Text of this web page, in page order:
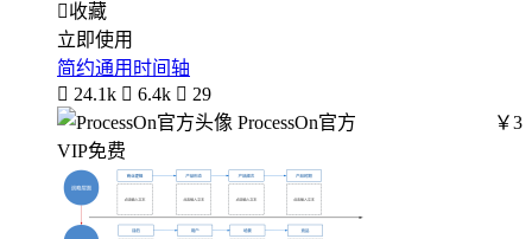
收藏
立即使用
简约通用时间轴
 24.1k  6.4k  29
ProcessOn官方
￥3
VIP免费